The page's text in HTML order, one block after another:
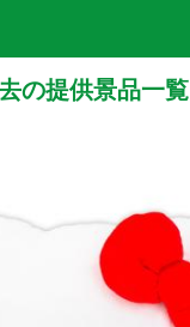
の提供景品一覧